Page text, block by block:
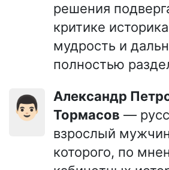
решения
критике
мудрость и
полностью
👨🏻
Александр Петрович
Тормасов —
взрослый
которого, по